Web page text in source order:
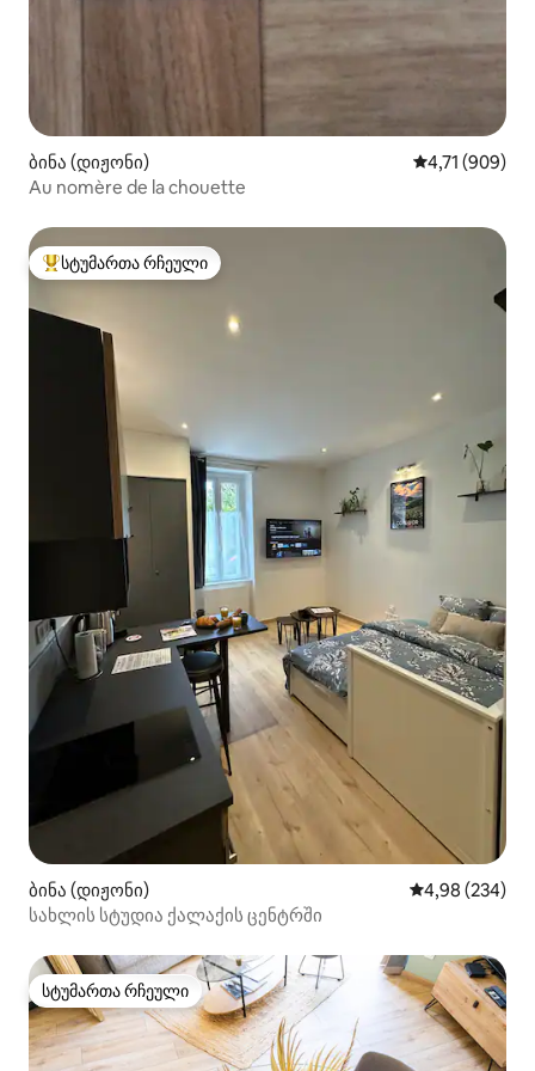
ბინა (დიჟონი) საშუალო
4,71 (909)
Au nomère de la chouette
სტუმართა რჩეული მოწინავე ვარიანტი
სტუმართა რჩეული
ბინა (დიჟონი) საშუალო
4,98 (234)
სახლის სტუდია ქალაქის ცენტრში
სტუმართა რჩეული
სტუმართა რჩეული